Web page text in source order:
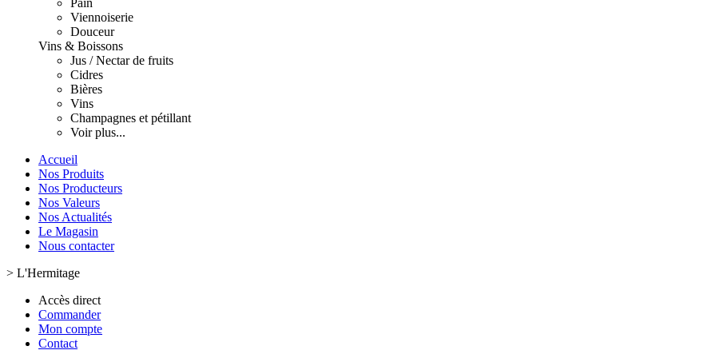
Pain
Viennoiserie
Douceur
Vins & Boissons
Jus / Nectar de fruits
Cidres
Bières
Vins
Champagnes et pétillant
Voir plus...
Accueil
Nos Produits
Nos Producteurs
Nos Valeurs
Nos Actualités
Le Magasin
Nous contacter
> L'Hermitage
Accès direct
Commander
Mon compte
Contact